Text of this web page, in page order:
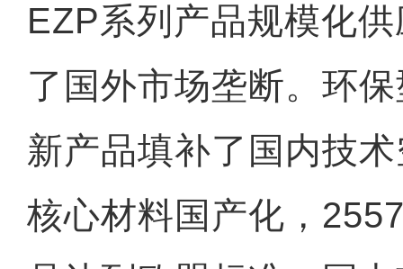
EZP系列产品规模化
了国外市场垄断。环
新产品填补了国内技
核心材料国产化，